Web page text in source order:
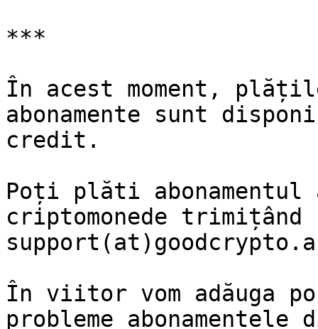
***
În acest moment,
abonamente sunt
credit.
Poți plăti abonamentul
criptomonede
În viitor vom adăuga
probleme